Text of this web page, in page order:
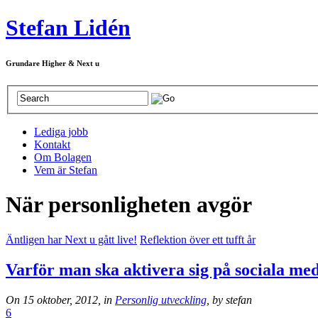
Stefan Lidén
Grundare Higher & Next u
Lediga jobb
Kontakt
Om Bolagen
Vem är Stefan
När personligheten avgör
Äntligen har Next u gått live! Reflektion över ett tufft år
Varför man ska aktivera sig på sociala
On 15 oktober, 2012, in Personlig utveckling , by stefan
6